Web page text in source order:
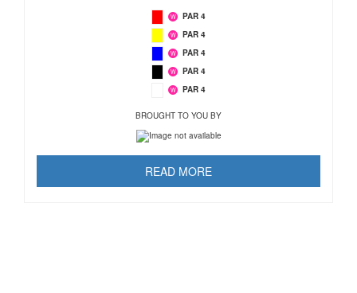
W PAR 4
W PAR 4
W PAR 4
W PAR 4
W PAR 4
BROUGHT TO YOU BY
READ MORE